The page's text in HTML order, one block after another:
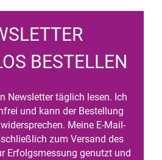
BESTELLEN
Newsletter täglich lesen. Ich
und kann der Bestellung
Meine E-Mail-
zum Versand des
Erfolgsmessung genutzt und